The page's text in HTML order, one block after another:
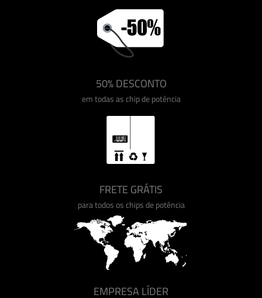
50% DESCONTO
em todas as chip de potência
FRETE GRÁTIS
para todos os chips de potência
EMPRESA LÍDER